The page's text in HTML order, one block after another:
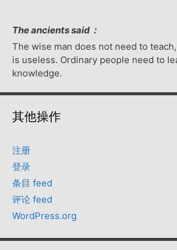
The ancients said：
The wise man does not need to
is useless. Ordinary people need to
knowledge.
其他操作
注册
登录
条目 feed
评论 feed
WordPress.org